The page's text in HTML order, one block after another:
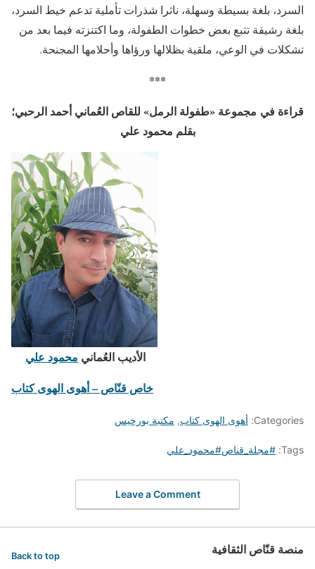
السرد، بلغة بسيطة وسهلة، ناثرا شذرات تأملية تدعم خيط السرد،
بلغة رشيقة تتبع بعض خطوات الطفولة، وما اكتنزته فيما بعد من
تشكلات في الوعي، ملقية بظلالها ورؤاها وأحلامها المجنحة.
***
قراءة في مجموعة «طفولة الرمل» للقاص العُماني أحمد الرحبي؛
بقلم محمود علي
الأديب العُماني محمود علي
خاص قنّاص – أهوى الهوى كتاب
Categories: أهوى الهوى كتاب, مكتبة بورخيس
Tags: #مجلة_قناص#محمود_علي
Leave a Comment
منصة قنّاص الثقافية Back to top